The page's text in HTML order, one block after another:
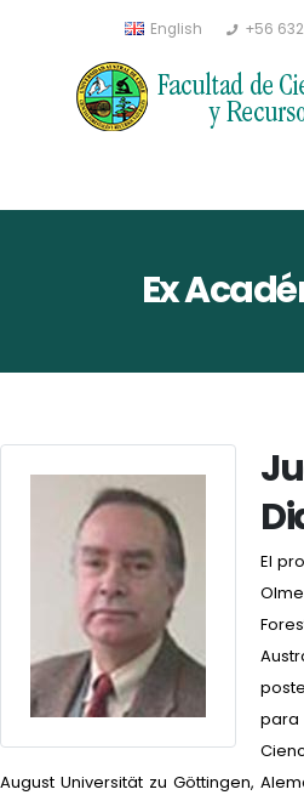
English +56
Ex
El
August Universität zu Göttingen,